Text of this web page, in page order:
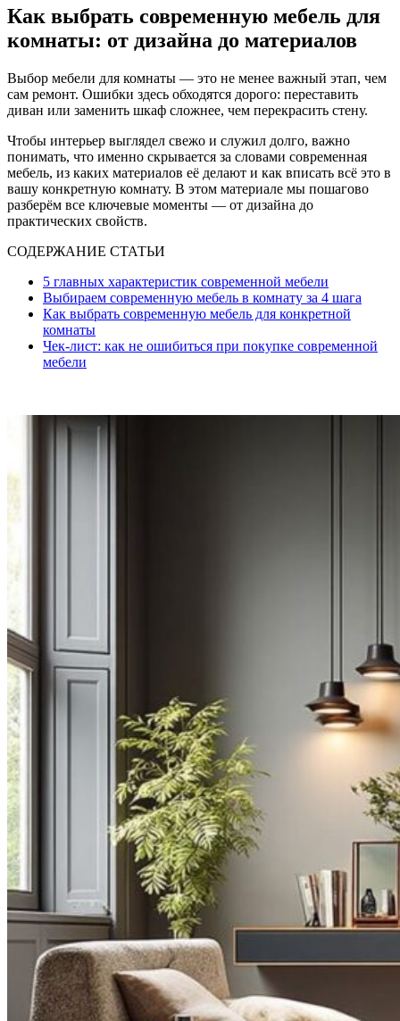
Как выбрать современную мебель для
комнаты: от дизайна до материалов
Выбор мебели для комнаты — это не менее важный этап, чем
сам ремонт. Ошибки здесь обходятся дорого: переставить
диван или заменить шкаф сложнее, чем перекрасить стену.
Чтобы интерьер выглядел свежо и служил долго, важно
понимать, что именно скрывается за словами современная
мебель, из каких материалов её делают и как вписать всё это в
вашу конкретную комнату. В этом материале мы пошагово
разберём все ключевые моменты — от дизайна до
практических свойств.
СОДЕРЖАНИЕ СТАТЬИ
5 главных характеристик современной мебели
Выбираем современную мебель в комнату за 4 шага
Как выбрать современную мебель для конкретной
комнаты
Чек-лист: как не ошибиться при покупке современной
мебели